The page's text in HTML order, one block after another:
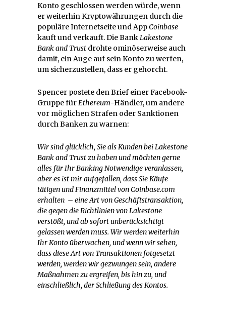
Konto geschlossen werden würde, wenn
er weiterhin Kryptowährungen durch die
populäre Internetseite und AppCoinbase
kauft und verkauft. Die BankLakestone
Bank and Trust drohte ominöserweise auch
damit, ein Auge auf sein Konto zu werfen,
um sicherzustellen, dass er gehorcht.
Spencer postete den Brief einer Facebook-
Gruppe fürEthereum-Händler, um andere
vor möglichen Strafen oder Sanktionen
durch Banken zu warnen:
Wir sind glücklich, Sie als Kunden bei Lakestone
Bank and Trust zu haben und möchten gerne
alles für Ihr Banking Notwendige veranlassen,
aber es ist mir aufgefallen, dass Sie Käufe
tätigen und Finanzmittel von Coinbase.com
erhalten – eine Art von Geschäftstransaktion,
die gegen die Richtlinien von Lakestone
verstößt, und ab sofort unberücksichtigt
gelassen werden muss. Wir werden weiterhin
Ihr Konto überwachen, und wenn wir sehen,
dass diese Art von Transaktionen fotgesetzt
werden, werden wir gezwungen sein, andere
Maßnahmen zu ergreifen, bis hin zu, und
einschließlich, der Schließung des Kontos.